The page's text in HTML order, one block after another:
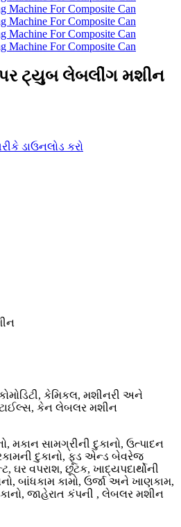
ટ્યુબ લેબલીંગ મશીન
ડાઉનલોડ કરો
કેમિકલ, મશીનરી અને
કેન લેબલર મશીન
મકાન સામગ્રીની દુકાનો, ઉત્પાદન
દુકાનો, ફૂડ એન્ડ બેવરેજ
ઘર વપરાશ, છૂટક, ખાદ્યપદાર્થોની
બાંધકામ કામો, ઉર્જા અને ખાણકામ,
જાહેરાત કંપની , લેબલર મશીન